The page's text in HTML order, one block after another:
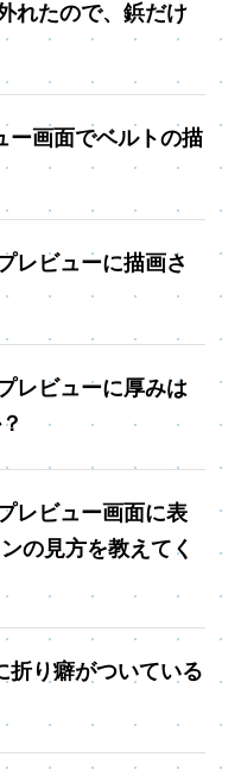
れたので、鋲だけ
ー画面でベルトの描
レビューに描画さ
レビューに厚みは
レビュー画面に表
の見方を教えてく
折り癖がついている